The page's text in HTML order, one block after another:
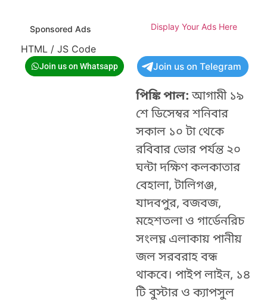
Sponsored Ads Display Your Ads Here
HTML / JS Code
Join us on Whatsapp Join us on Telegram
পিঙ্কি পাল:আগামী ১৯
শে ডিসেম্বর শনিবার
সকাল ১০ টা থেকে
রবিবার ভোর পর্যন্ত ২০
ঘন্টা দক্ষিণ কলকাতার
বেহালা, টালিগঞ্জ,
যাদবপুর, বজবজ,
মহেশতলা ও গার্ডেনরিচ
সংলঘ্ন এলাকায় পানীয়
জল সরবরাহ বন্ধ
থাকবে। পাইপ লাইন, ১৪
টি বুস্টার ও ক্যাপসুল